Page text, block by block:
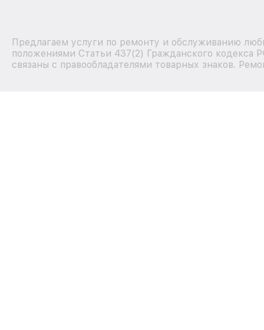
Предлагаем услуги по ремонту и обслуживанию
положениями Статьи 437(2) Гражданского кодекса
связаны с правообладателями товарных знаков.